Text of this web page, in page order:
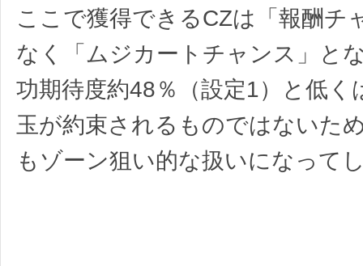
ここで獲得できるCZは「報酬チ
なく「ムジカートチャンス」と
功期待度約48％（設定1）と低く
玉が約束されるものではないた
もゾーン狙い的な扱いになって